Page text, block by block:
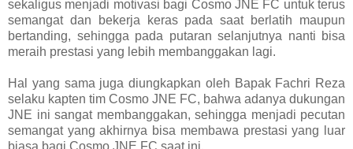
sekaligus menjadi motivasi bagi Cosmo JNE FC untuk terus
semangat dan bekerja keras pada saat berlatih maupun
bertanding, sehingga pada putaran selanjutnya nanti bisa
meraih prestasi yang lebih membanggakan lagi.
Hal yang sama juga diungkapkan oleh Bapak Fachri Reza
selaku kapten tim Cosmo JNE FC, bahwa adanya dukungan
JNE ini sangat membanggakan, sehingga menjadi pecutan
semangat yang akhirnya bisa membawa prestasi yang luar